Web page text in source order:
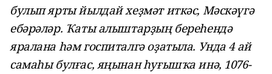
булып ярты йылдай хеҙмәт иткәс, Мәскәүгә
ебәрәләр. Ҡаты алыштарҙың береһендә
яралана һәм госпиталгә оҙатыла. Унда 4 ай
самаһы булғас, яңынан һуғышҡа инә, 1076-